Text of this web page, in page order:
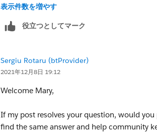
表示件数を増やす
役立つとしてマーク
Sergiu Rotaru (btProvider)
2021年12月8日 19:12
Welcome Mary,
If my post resolves your question, would
find the same answer and help community